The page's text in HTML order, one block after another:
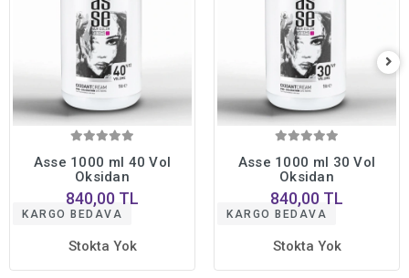
Asse 1000 ml 40 Vol
Oksidan
840,00 TL
KARGO BEDAVA
Stokta Yok
Asse 1000 ml 30 Vol
Oksidan
840,00 TL
KARGO BEDAVA
Stokta Yok